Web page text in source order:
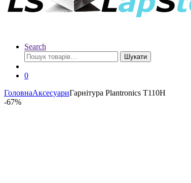
Search
Шукати
0
ГоловнаАксесуариГарнітура Plantronics T110H
-67%